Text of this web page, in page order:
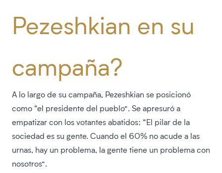
Pezeshkian en su
campaña?
A lo largo de su campaña, Pezeshkian se posicionó
como “el presidente del pueblo”. Se apresuró a
empatizar con los votantes abatidos: “El pilar de la
sociedad es su gente. Cuando el 60% no acude a las
urnas, hay un problema, la gente tiene un problema con
nosotros”.